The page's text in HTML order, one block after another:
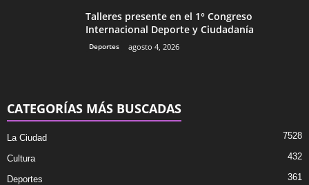
Talleres presente en el 1° Congreso
Internacional Deporte y Ciudadanía
Deportes agosto 4, 2026
CATEGORÍAS MÁS BUSCADAS
La Ciudad 7528
Cultura 432
Deportes 361